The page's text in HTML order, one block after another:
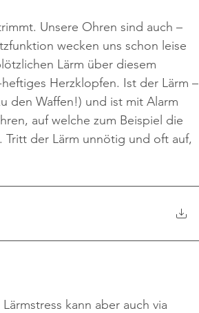
Unsere Ohren sind auch –
wecken uns schon leise
Lärm über diesem
Herzklopfen. Ist der Lärm –
den Waffen!) und ist mit Alarm
auf welche zum Beispiel die
der Lärm unnötig und oft auf,
kann aber auch via